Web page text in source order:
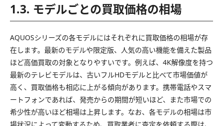
1.3. モデルごとの買取価格の相場
AQUOSシリーズの各モデルにはそれぞれに買取価格の相場が存
在します。最新のモデルや限定版、人気の高い機能を備えた製品
ほど高価買取の対象となりやすいです。例えば、4K解像度を持つ
最新のテレビモデルは、古いフルHDモデルと比べて市場価値が
高く、買取価格も相応に上がる傾向があります。携帯電話やスマ
ートフォンであれば、発売からの期間が短いほど、また市場での
希少性が高いほど相場は上昇します。なお、各モデルの相場は市